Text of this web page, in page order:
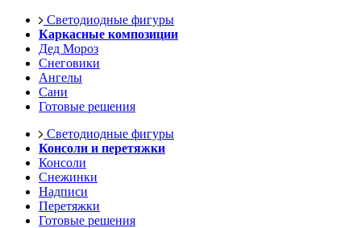
Светодиодные фигуры
Каркасные композиции
Дед Мороз
Снеговики
Ангелы
Сани
Готовые решения
Светодиодные фигуры
Консоли и перетяжки
Консоли
Снежинки
Надписи
Перетяжки
Готовые решения